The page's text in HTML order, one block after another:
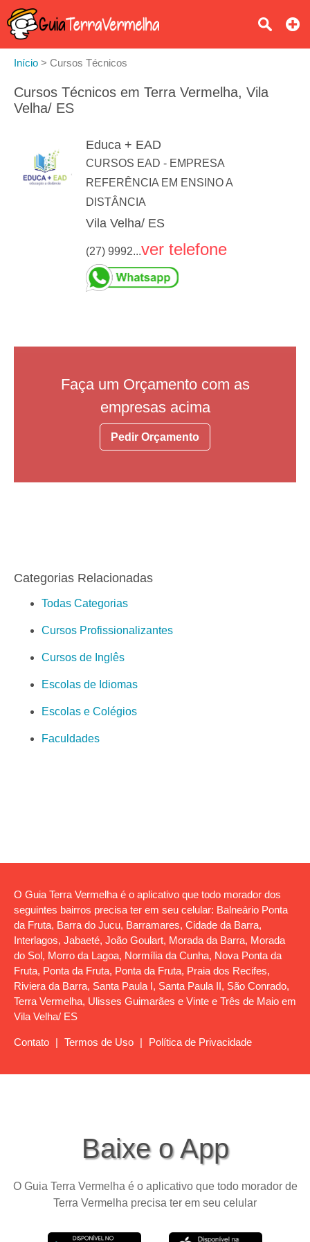
Início > Cursos Técnicos
Cursos Técnicos em Terra Vermelha, Vila
Velha/ ES
Educa + EAD
CURSOS EAD - EMPRESA
REFERÊNCIA EM ENSINO A
DISTÂNCIA
Vila Velha/ ES
(27) 9992...ver telefone
Faça um Orçamento com as
empresas acima
Pedir Orçamento
Categorias Relacionadas
Todas Categorias
Cursos Profissionalizantes
Cursos de Inglês
Escolas de Idiomas
Escolas e Colégios
Faculdades
O Guia Terra Vermelha é o aplicativo que todo morador dos
seguintes bairros precisa ter em seu celular: Balneário Ponta
da Fruta, Barra do Jucu, Barramares, Cidade da Barra,
Interlagos, Jabaeté, João Goulart, Morada da Barra, Morada
do Sol, Morro da Lagoa, Normília da Cunha, Nova Ponta da
Fruta, Ponta da Fruta, Ponta da Fruta, Praia dos Recifes,
Riviera da Barra, Santa Paula I, Santa Paula II, São Conrado,
Terra Vermelha, Ulisses Guimarães e Vinte e Três de Maio em
Vila Velha/ ES
Contato | Termos de Uso | Política de Privacidade
Baixe o App
O Guia Terra Vermelha é o aplicativo que todo morador de
Terra Vermelha precisa ter em seu celular